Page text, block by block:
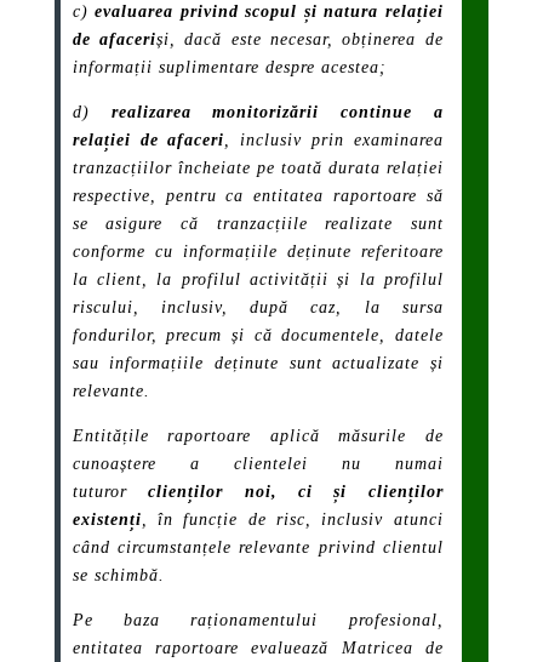
c)evaluarea privind scopul și natura relației
de afaceriși, dacă este necesar, obținerea de
informații suplimentare despre acestea;
d) realizarea monitorizării continue a
relației de afaceri , inclusiv prin examinarea
tranzacțiilor încheiate pe toată durata relației
respective, pentru ca entitatea raportoare să
se asigure că tranzacțiile realizate sunt
conforme cu informațiile deținute referitoare
la client, la profilul activității și la profilul
riscului, inclusiv, după caz, la sursa
fondurilor, precum și că documentele, datele
sau informațiile deținute sunt actualizate și
relevante.
Entitățile raportoare aplică măsurile de
cunoaștere a clientelei nu numai
tuturorclienților noi, ci și clienților
existenți , în funcție de risc, inclusiv atunci
când circumstanțele relevante privind clientul
se schimbă.
Pe baza raționamentului profesional,
entitatea raportoare evaluează Matricea de